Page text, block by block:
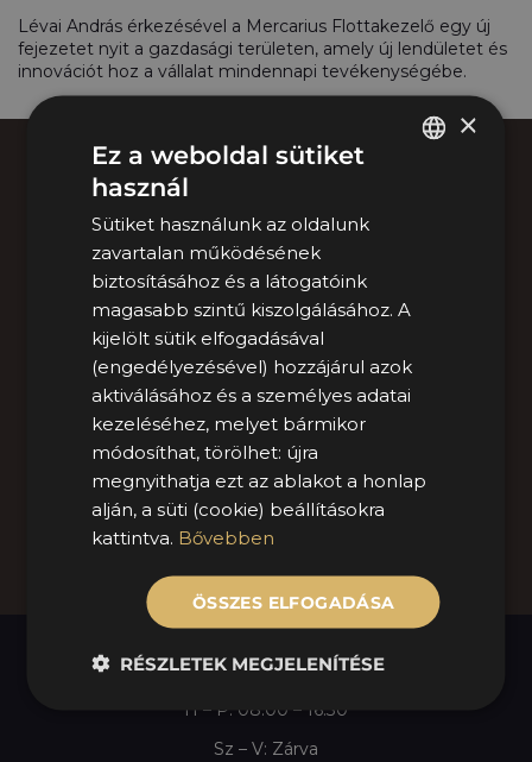
Lévai András érkezésével a Mercarius Flottakezelő egy új
fejezetet nyit a gazdasági területen, amely új lendületet és
innovációt hoz a vállalat mindennapi tevékenységébe.
TELEPHELYEINK
Megtekintés
+36 1 770 1000
Hívd a MOL Mercariust!
KAPCSOLATFELVÉTEL
NYITVATARTÁS
H – P: 08:00 – 16:30
Sz – V: Zárva
×
Ez a weboldal sütiket
használ
Sütiket használunk az oldalunk
zavartalan működésének
biztosításához és a látogatóink
magasabb szintű kiszolgálásához. A
kijelölt sütik elfogadásával
(engedélyezésével) hozzájárul azok
aktiválásához és a személyes adatai
kezeléséhez, melyet bármikor
módosíthat, törölhet: újra
megnyithatja ezt az ablakot a honlap
alján, a süti (cookie) beállításokra
kattintva. Bővebben
ÖSSZES ELFOGADÁSA
RÉSZLETEK MEGJELENÍTÉSE